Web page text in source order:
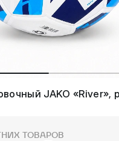
JAKO «River»,
ТОВАРОВ